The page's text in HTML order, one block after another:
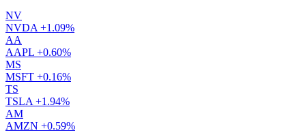
NV
NVDA +1.09%
AA
AAPL +0.60%
MS
MSFT +0.16%
TS
TSLA +1.94%
AM
AMZN +0.59%